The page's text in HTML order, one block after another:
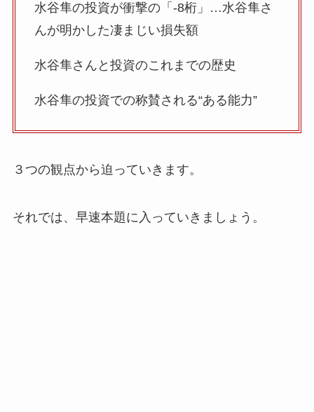
水谷隼の投資が衝撃の「-8桁」…水谷隼さ
んが明かした凄まじい損失額
水谷隼さんと投資のこれまでの歴史
水谷隼の投資での称賛される“ある能力”
３つの観点から迫っていきます。
それでは、早速本題に入っていきましょう。